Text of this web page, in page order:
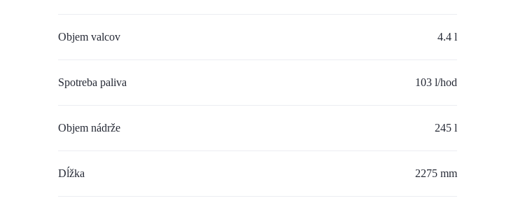
Objem valcov 4.4 l
Spotreba paliva 103 l/hod
Objem nádrže 245 l
Dĺžka 2275 mm